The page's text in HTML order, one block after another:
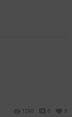
1290 0 0